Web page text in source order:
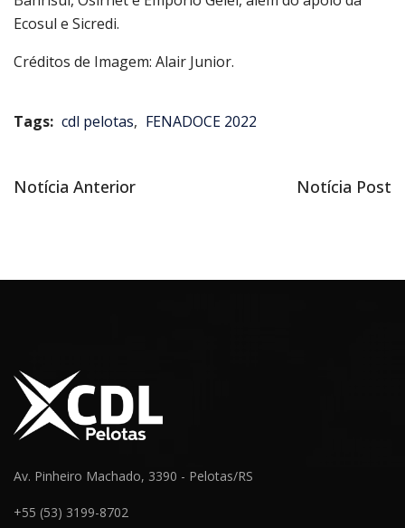
Ecosul e Sicredi.
Créditos de Imagem: Alair Junior.
Tags: cdl pelotas, FENADOCE 2022
Navegação
Post
Notícia
Notícia Anterior
Próxima
Notícia Post
Av. Pinheiro Machado, 3390 - Pelotas/RS
+55 (53) 3199-8702